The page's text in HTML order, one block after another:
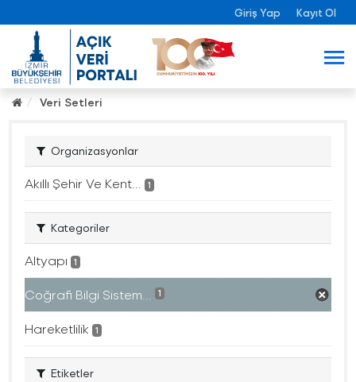
Giriş Yap Kayıt Ol
Veri Setleri
Organizasyonlar
Akıllı Şehir Ve Kent... 1
Kategoriler
Altyapı 1
Coğrafi Bilgi Sistem... 1
Hareketlilik 1
Etiketler